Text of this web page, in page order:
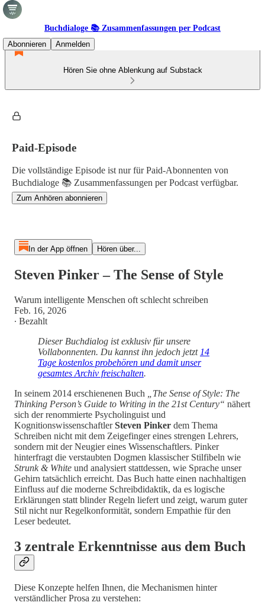
Buchdialoge 📚 Zusammenfassungen per Podcast
Abonnieren
Anmelden
Hören Sie ohne Ablenkung auf Substack
Paid-Episode
Die vollständige Episode ist nur für Paid-Abonnenten von
Buchdialoge 📚 Zusammenfassungen per Podcast verfügbar.
Zum Anhören abonnieren
In der App öffnen Hören über...
Steven Pinker – The Sense of Style
Warum intelligente Menschen oft schlecht schreiben
Feb. 16, 2026
∙ Bezahlt
Dieser Buchdialog ist exklusiv für unsere
Vollabonnenten. Du kannst ihn jedoch jetzt 14
Tage kostenlos probehören und damit unser
gesamtes Archiv freischalten.
In seinem 2014 erschienenen Buch
„The Sense of Style: The
Thinking Person’s Guide to Writing in the 21st Century“ nähert
sich der renommierte Psycholinguist und
KognitionswissenschaftlerSteven Pinker dem Thema
Schreiben nicht mit dem Zeigefinger eines strengen Lehrers,
sondern mit der Neugier eines Wissenschaftlers. Pinker
hinterfragt die verstaubten Dogmen klassischer Stilfibeln wie
Strunk & White und analysiert stattdessen, wie Sprache unser
Gehirn tatsächlich erreicht. Das Buch hatte einen nachhaltigen
Einfluss auf die moderne Schreibdidaktik, da es logische
Erklärungen statt blinder Regeln liefert und zeigt, warum guter
Stil nicht nur Regelkonformität, sondern Empathie für den
Leser bedeutet.
3 zentrale Erkenntnisse aus dem Buch
Diese Konzepte helfen Ihnen, die Mechanismen hinter
verständlicher Prosa zu verstehen: